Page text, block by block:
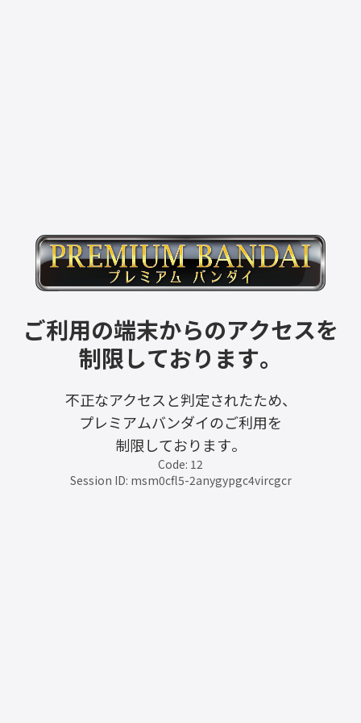
ご利用の端末からのアクセスを
制限しております。
不正なアクセスと判定されたため、
プレミアムバンダイのご利用を
制限しております。
Code: 12
Session ID: msm0cfl5-2anygypgc4vircgcr